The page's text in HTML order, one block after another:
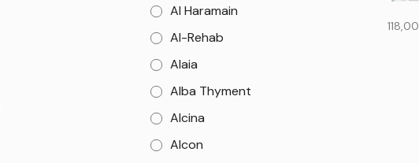
Al Haramain
Al-Rehab
Alaia
Alba Thyment
Alcina
Alcon
118,00